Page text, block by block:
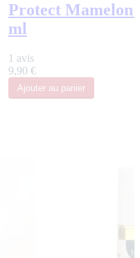
Protect Mamelon
ml
1 avis
9,90 €
Ajouter au panier